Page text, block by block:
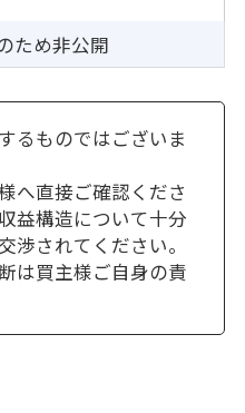
ため非公開
るものではございま
へ直接ご確認くださ
益構造について十分
渉されてください。
は買主様ご自身の責